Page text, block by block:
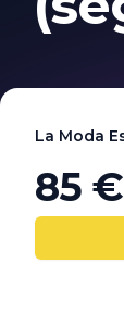
La Moda
85 €